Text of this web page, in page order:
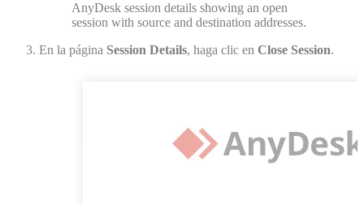
AnyDesk session details showing an open
session with source and destination addresses.
En la página Session Details, haga clic en Close Session.